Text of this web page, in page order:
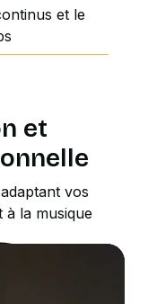
et le
et
vos
à la musique